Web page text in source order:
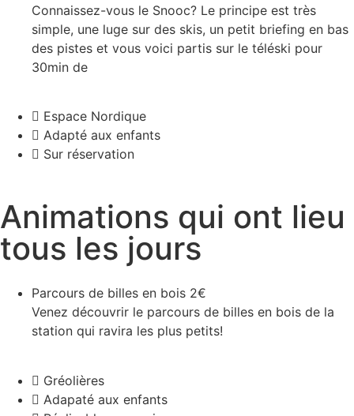
Connaissez-vous le Snooc? Le principe est très
simple, une luge sur des skis, un petit briefing en bas
des pistes et vous voici partis sur le téléski pour
30min de
Espace Nordique
Adapté aux enfants
Sur réservation
Animations qui ont lieu
tous les jours
Parcours de billes en bois 2€
Venez découvrir le parcours de billes en bois de la
station qui ravira les plus petits!
Gréolières
Adapaté aux enfants